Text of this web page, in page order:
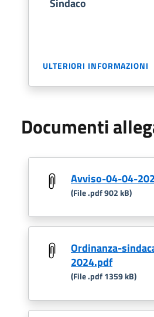
Sindaco
ULTERIORI INFORMAZIONI
Documenti
Avviso-04-04-
(File .pdf 902 kB)
Ordinanza-
2024.pdf
(File .pdf 1359 kB)